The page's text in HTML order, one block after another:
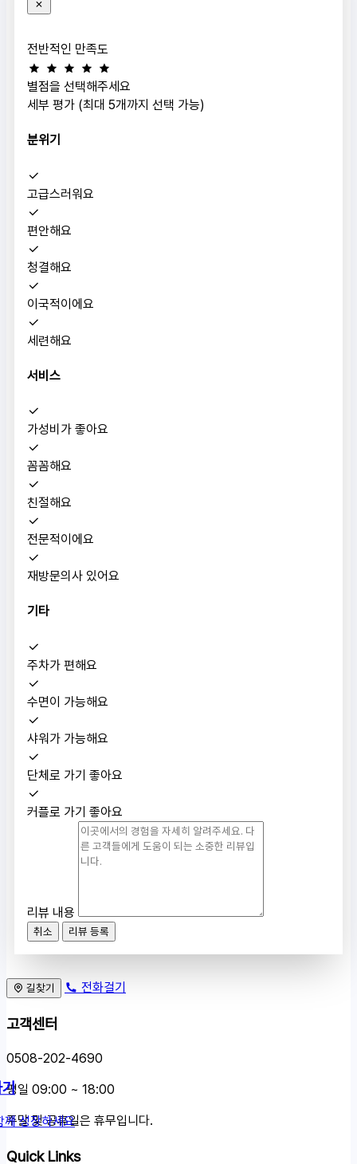
전반적인 만족도
별점을 선택해주세요
세부 평가 (최대 5개까지 선택 가능)
분위기
고급스러워요
편안해요
청결해요
이국적이에요
세련해요
서비스
가성비가 좋아요
꼼꼼해요
친절해요
전문적이에요
재방문의사 있어요
기타
주차가 편해요
수면이 가능해요
샤워가 가능해요
단체로 가기 좋아요
커플로 가기 좋아요
리뷰 내용
취소 리뷰 등록
길찾기 전화걸기
고객센터
0508-202-4690
평일 09:00 ~ 18:00
주말 및 공휴일은 휴무입니다.
Quick Links
께 성장하세요